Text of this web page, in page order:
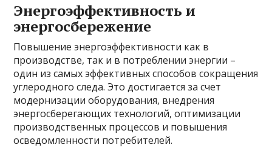
Энергоэффективность и
энергосбережение
Повышение энергоэффективности как в
производстве, так и в потреблении энергии –
один из самых эффективных способов сокращения
углеродного следа. Это достигается за счет
модернизации оборудования, внедрения
энергосберегающих технологий, оптимизации
производственных процессов и повышения
осведомленности потребителей.